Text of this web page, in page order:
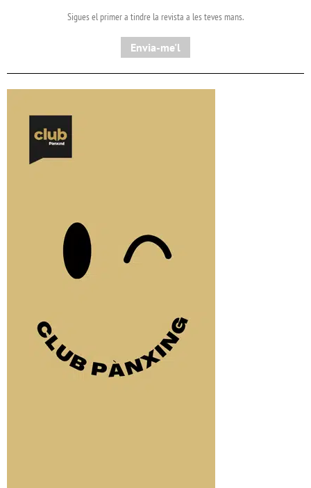
Sigues el primer a tindre la revista a les teves mans.
Envia-me'l